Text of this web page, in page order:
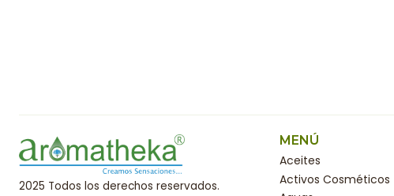
2025 Todos los derechos reservados.
MENÚ
Aceites
Activos Cosméticos